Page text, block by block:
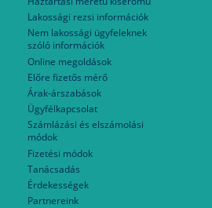
Lakossági rezsi információk
Nem lakossági ügyfeleknek
szóló információk
Online megoldások
Előre fizetős mérő
Árak-árszabások
Ügyfélkapcsolat
Számlázási és elszámolási
módok
Fizetési módok
Tanácsadás
Érdekességek
Partnereink